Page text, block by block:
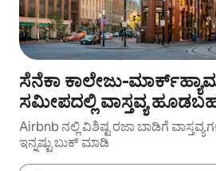
ಸೆನೆಕಾ ಕಾಲೇಜು-
ಸಮೀಪದಲ್ಲಿ ವಾಸ್ತವ್ಯ
Airbnb ನಲ್ಲಿ ವಿಶಿಷ್ಟ ರಜಾ ಬಾಡಿಗೆ
ಇನ್ನಷ್ಟು ಬುಕ್ ಮಾಡಿ